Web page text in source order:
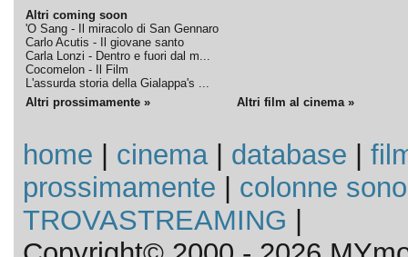
Altri coming soon
'O Sang - Il miracolo di San Gennaro
Carlo Acutis - Il giovane santo
Carla Lonzi - Dentro e fuori dal m...
Cocomelon - Il Film
L'assurda storia della Gialappa's ...
Altri prossimamente » Altri film al cinema »
home cinema| database
prossimamente
colonne
TROVASTREAMING